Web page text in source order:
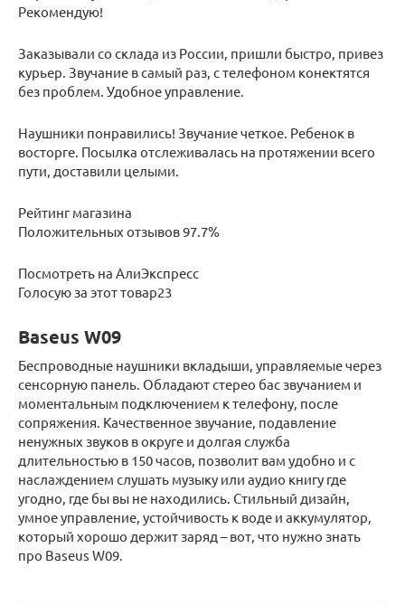
Рекомендую!
Заказывали со склада из России, пришли быстро, привез
курьер. Звучание в самый раз, с телефоном конектятся
без проблем. Удобное управление.
Наушники понравились! Звучание четкое. Ребенок в
восторге. Посылка отслеживалась на протяжении всего
пути, доставили целыми.
Рейтинг магазина
Положительных отзывов 97.7%
Посмотреть на АлиЭкспресс
Голосую за этот товар23
Baseus W09
Беспроводные наушники вкладыши, управляемые через
сенсорную панель. Обладают стерео бас звучанием и
моментальным подключением к телефону, после
сопряжения. Качественное звучание, подавление
ненужных звуков в округе и долгая служба
длительностью в 150 часов, позволит вам удобно и с
наслаждением слушать музыку или аудио книгу где
угодно, где бы вы не находились. Стильный дизайн,
умное управление, устойчивость к воде и аккумулятор,
который хорошо держит заряд – вот, что нужно знать
про Baseus W09.